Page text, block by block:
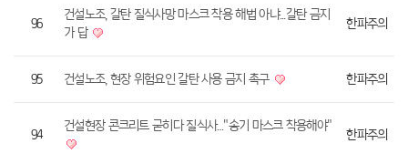
96
건설노조, 갈탄 질식사망 마스크 착용 해법 아냐...갈탄 금지
가 답
한파주의
95 건설노조, 현장 위험요인 갈탄 사용 금지 촉구 한파주의
94
건설현장 콘크리트 굳히다 질식사…"송기 마스크 착용해야"
한파주의